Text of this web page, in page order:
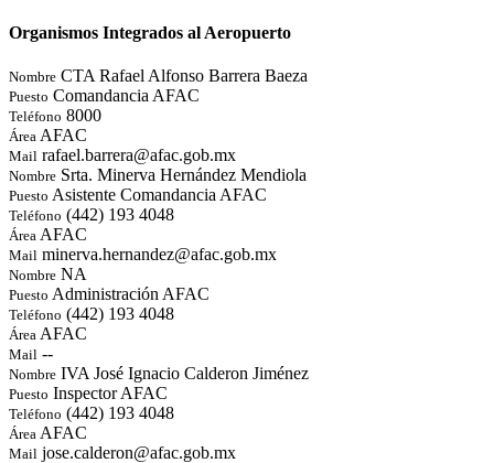
Organismos Integrados al Aeropuerto
Nombre CTA Rafael Alfonso Barrera Baeza
Puesto Comandancia AFAC
Teléfono 8000
Área AFAC
Mail rafael.barrera@afac.gob.mx
Nombre Srta. Minerva Hernández Mendiola
Puesto Asistente Comandancia AFAC
Teléfono (442) 193 4048
Área AFAC
Mail minerva.hernandez@afac.gob.mx
Nombre NA
Puesto Administración AFAC
Teléfono (442) 193 4048
Área AFAC
Mail --
Nombre IVA José Ignacio Calderon Jiménez
Puesto Inspector AFAC
Teléfono (442) 193 4048
Área AFAC
Mail jose.calderon@afac.gob.mx